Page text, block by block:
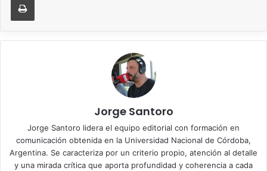
Jorge Santoro
Jorge Santoro lidera el equipo editorial con formación en
comunicación obtenida en la Universidad Nacional de Córdoba,
Argentina. Se caracteriza por un criterio propio, atención al detalle
y una mirada crítica que aporta profundidad y coherencia a cada